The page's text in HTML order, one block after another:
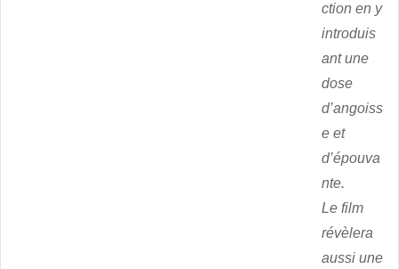
ction en y
introduis
ant une
dose
d’angoiss
e et
d’épouva
nte.
Le film
révèlera
aussi une